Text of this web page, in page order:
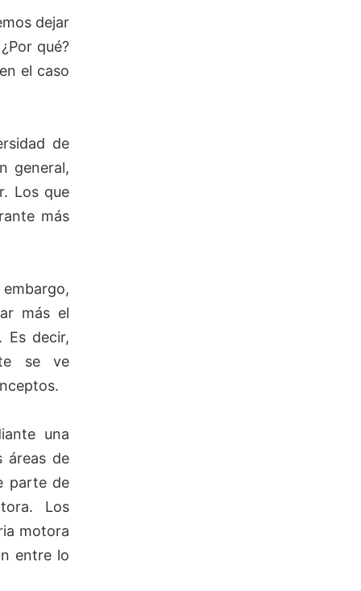
dejar
qué?
el caso
de
general,
Los que
más
más el
Es decir,
se ve
una
áreas de
parte de
Los
motora
entre lo